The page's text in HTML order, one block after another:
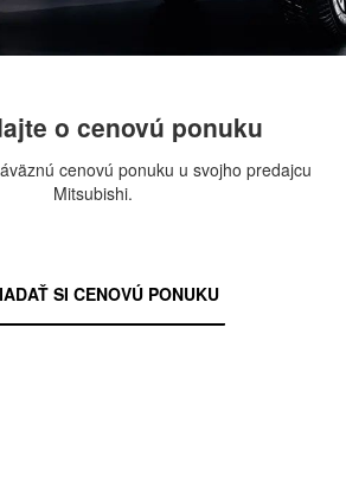
o cenovú ponuku
cenovú ponuku u svojho predajcu
Mitsubishi.
SI CENOVÚ PONUKU